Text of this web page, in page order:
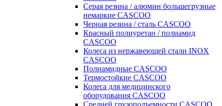
Серая резина / алюмин большегрузные
немаркие CASCOO
Черная резина / сталь CASCOO
Красный полиуретан / полиамид
CASCOO
Колеса из нержавеющей стали INOX
CASCOO
Полиамидные CASCOO
Термостойкие CASCOO
Колеса для медицинского
оборудования CASCOO
Средней грузоподъемности CASCOO